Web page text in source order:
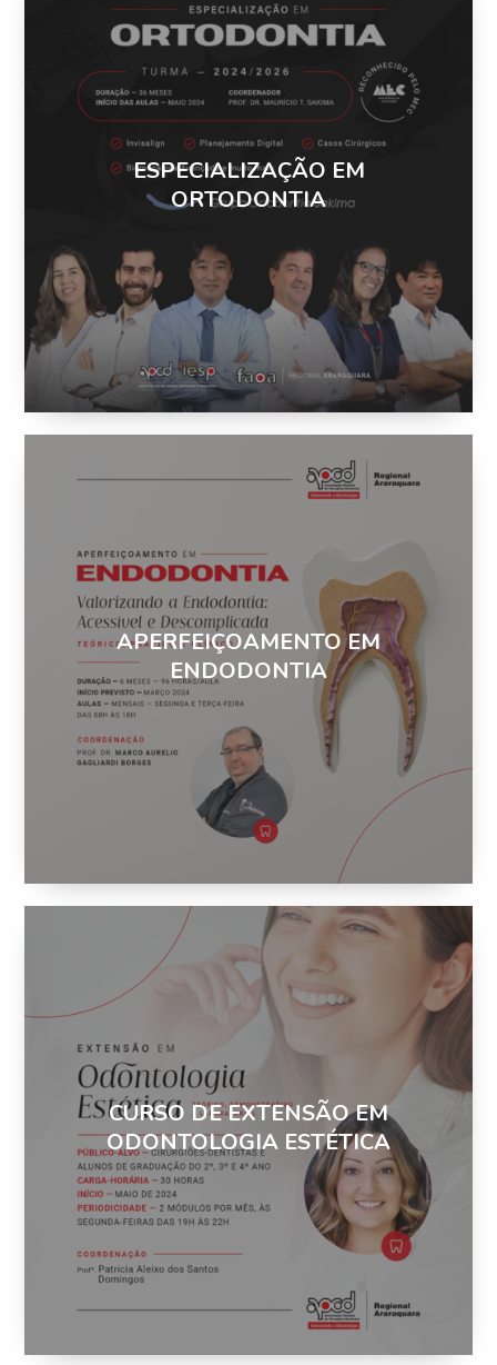
ESPECIALIZAÇÃO EM
ORTODONTIA
APERFEIÇOAMENTO EM
ENDODONTIA
CURSO DE EXTENSÃO EM
ODONTOLOGIA ESTÉTICA